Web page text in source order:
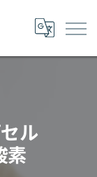
ル
素